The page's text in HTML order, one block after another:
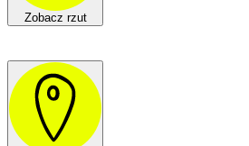
Zobacz rzut